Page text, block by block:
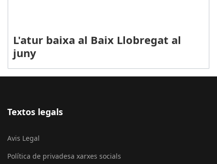
L'atur baixa al Baix Llobregat al
juny
Textos legals
Avis Legal
Política de privadesa xarxes socials